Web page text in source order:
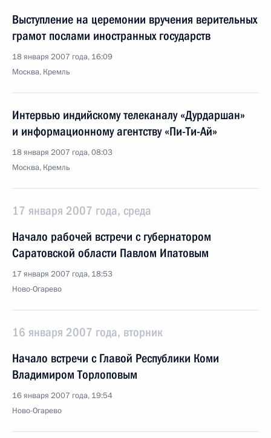
Выступление на церемонии вручения верительных
грамот послами иностранных государств
18 января 2007 года, 16:09
Москва, Кремль
Интервью индийскому телеканалу «Дурдаршан»
и информационному агентству «Пи-Ти-Ай»
18 января 2007 года, 08:03
Москва, Кремль
17 января 2007 года, среда
Начало рабочей встречи с губернатором
Саратовской области Павлом Ипатовым
17 января 2007 года, 18:53
Ново-Огарево
16 января 2007 года, вторник
Начало встречи с Главой Республики Коми
Владимиром Торлоповым
16 января 2007 года, 19:54
Ново-Огарево